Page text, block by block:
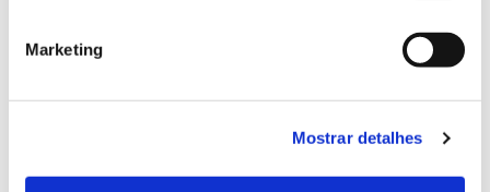
Marketing
Mostrar detalhes
herdades produtoras de cortiça, o INIAV – Instituto
Mediterrânica e a UCP – Universidade Católica
Portuguesa.